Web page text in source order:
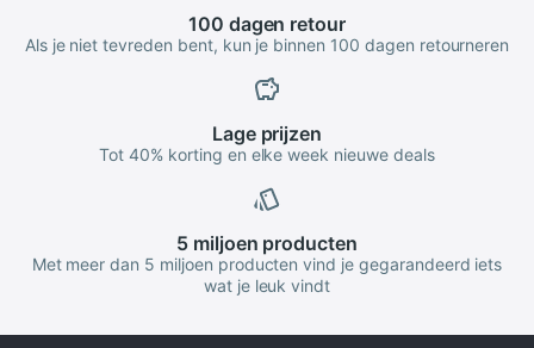
100 dagen retour
Als je niet tevreden bent, kun je binnen 100 dagen retourneren
Lageprijzen
Tot 40% korting en elke week nieuwe deals
5 miljoen producten
Met meer dan 5 miljoen producten vind je gegarandeerd iets
wat je leuk vindt